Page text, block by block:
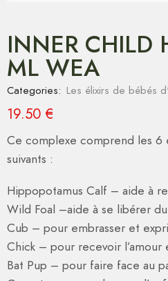
INNER CHILD
ML WEA
Categories: Les élixirs de bébés
19.50 €
Ce complexe comprend les 6
suivants :
Hippopotamus Calf – aide à
Wild Foal –aide à se libérer
Cub – pour embrasser et
Chick – pour recevoir
Bat Pup – pour faire face au